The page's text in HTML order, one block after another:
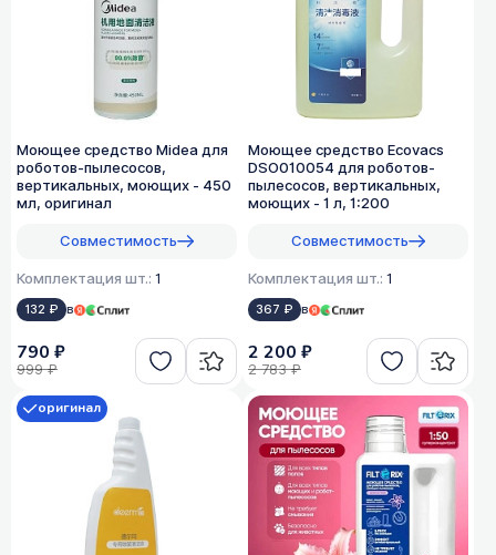
Моющее средство Midea для
роботов-пылесосов,
вертикальных, моющих - 450
мл, оригинал
Совместимость
Комплектация шт.: 1
132 ₽ в
790 ₽
999 ₽
Моющее средство Ecovacs
DSO010054 для роботов-
пылесосов, вертикальных,
моющих - 1 л, 1:200
Совместимость
Комплектация шт.: 1
367 ₽ в
2 200 ₽
2 783 ₽
оригинал